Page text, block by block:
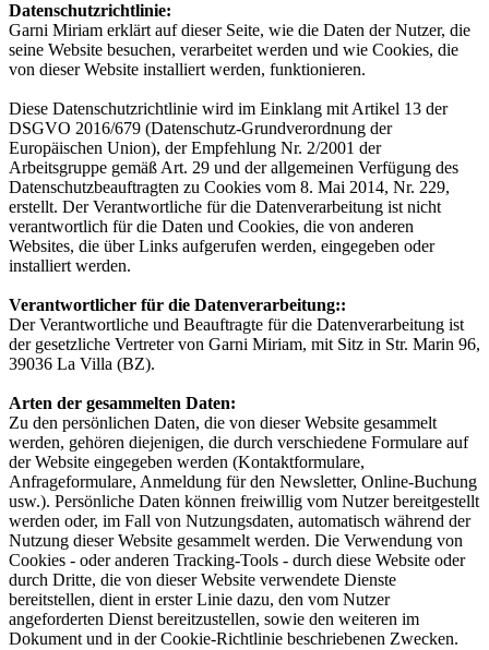
Datenschutzrichtlinie:
Garni Miriam erklärt auf dieser Seite, wie die Daten der Nutzer, die
seine Website besuchen, verarbeitet werden und wie Cookies, die
von dieser Website installiert werden, funktionieren.
Diese Datenschutzrichtlinie wird im Einklang mit Artikel 13 der
DSGVO 2016/679 (Datenschutz-Grundverordnung der
Europäischen Union), der Empfehlung Nr. 2/2001 der
Arbeitsgruppe gemäß Art. 29 und der allgemeinen Verfügung des
Datenschutzbeauftragten zu Cookies vom 8. Mai 2014, Nr. 229,
erstellt. Der Verantwortliche für die Datenverarbeitung ist nicht
verantwortlich für die Daten und Cookies, die von anderen
Websites, die über Links aufgerufen werden, eingegeben oder
installiert werden.
Verantwortlicher für die Datenverarbeitung::
Der Verantwortliche und Beauftragte für die Datenverarbeitung ist
der gesetzliche Vertreter von Garni Miriam, mit Sitz in Str. Marin 96,
39036 La Villa (BZ).
Arten der gesammelten Daten:
Zu den persönlichen Daten, die von dieser Website gesammelt
werden, gehören diejenigen, die durch verschiedene Formulare auf
der Website eingegeben werden (Kontaktformulare,
Anfrageformulare, Anmeldung für den Newsletter, Online-Buchung
usw.). Persönliche Daten können freiwillig vom Nutzer bereitgestellt
werden oder, im Fall von Nutzungsdaten, automatisch während der
Nutzung dieser Website gesammelt werden. Die Verwendung von
Cookies - oder anderen Tracking-Tools - durch diese Website oder
durch Dritte, die von dieser Website verwendete Dienste
bereitstellen, dient in erster Linie dazu, den vom Nutzer
angeforderten Dienst bereitzustellen, sowie den weiteren im
Dokument und in der Cookie-Richtlinie beschriebenen Zwecken.